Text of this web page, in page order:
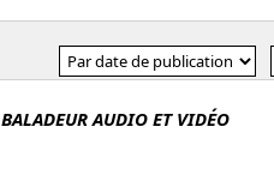
BALADEUR AUDIO ET VIDÉO